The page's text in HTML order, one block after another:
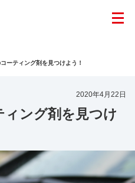
ーティング剤を見つけよう！
2020年4月22日
ィング剤を見つけ